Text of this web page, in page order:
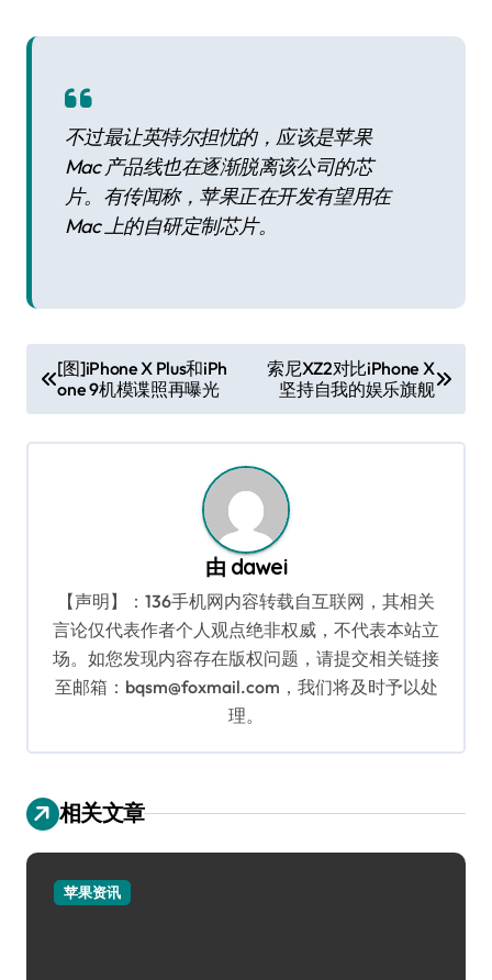
不过最让英特尔担忧的，应该是苹果
Mac 产品线也在逐渐脱离该公司的芯
片。有传闻称，苹果正在开发有望用在
Mac 上的自研定制芯片。
章
导
[图]iPhone X Plus和iPh
one 9机模谍照再曝光
索尼XZ2对比iPhone X
坚持自我的娱乐旗舰
由 dawei
【声明】：136手机网内容转载自互联网，其相关
言论仅代表作者个人观点绝非权威，不代表本站立
场。如您发现内容存在版权问题，请提交相关链接
至邮箱：bqsm@foxmail.com，我们将及时予以处
理。
相关文章
苹果资讯